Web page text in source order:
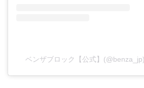
ベンザブロック【公式】